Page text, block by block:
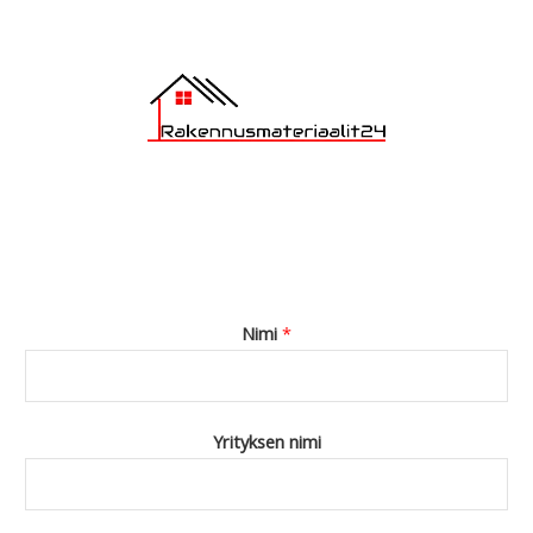
Nimi *
Yrityksen nimi